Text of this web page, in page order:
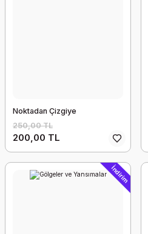
Noktadan Çizgiye
250,00 TL
200,00 TL
İndirim